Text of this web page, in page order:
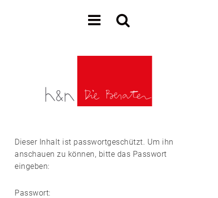
Dieser Inhalt ist passwortgeschützt. Um ihn
anschauen zu können, bitte das Passwort
eingeben:
Passwort: